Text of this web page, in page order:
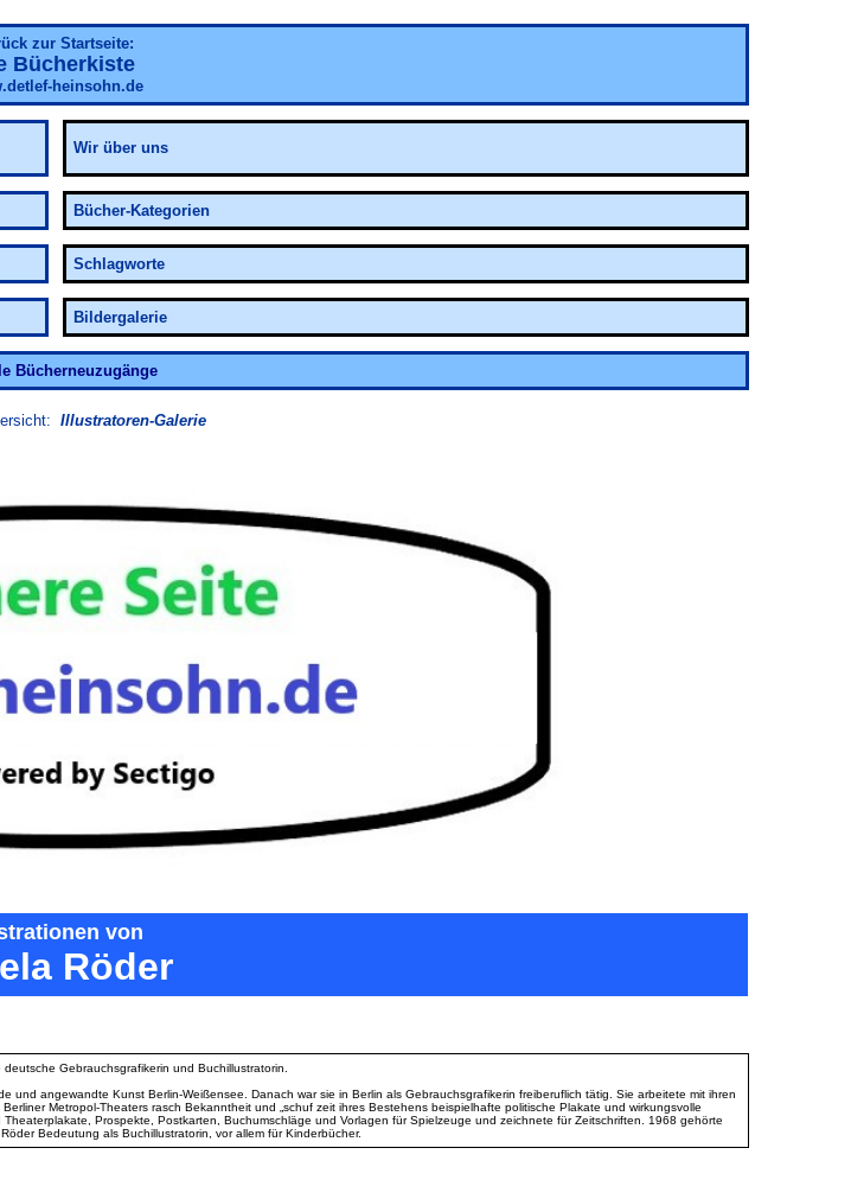
zur Startseite:
Bücherkiste
heinsohn.de
Wir über uns
Bücher-Kategorien
Schlagworte
Bildergalerie
Bücherneuzugänge
Illustratoren-Galerie
von
Röder
Gebrauchsgrafikerin und Buchillustratorin.
angewandte Kunst Berlin-Weißensee. Danach war sie in Berlin als Gebrauchsgrafikerin freiberuflich tätig. Sie arbeitete mit ihren
Metropol-Theaters rasch Bekanntheit und „schuf zeit ihres Bestehens beispielhafte politische Plakate und wirkungsvolle
Prospekte, Postkarten, Buchumschläge und Vorlagen für Spielzeuge und zeichnete für Zeitschriften. 1968 gehörte
Bedeutung als Buchillustratorin, vor allem für Kinderbücher.